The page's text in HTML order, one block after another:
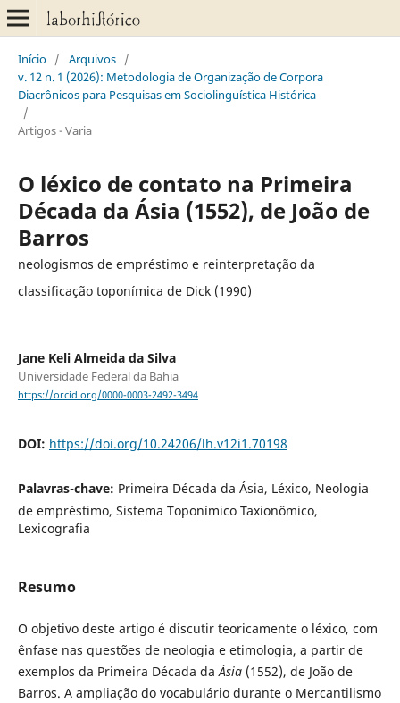
Início / Arquivos /
v. 12 n. 1 (2026): Metodologia de Organização de Corpora
Diacrônicos para Pesquisas em Sociolinguística Histórica
/
Artigos - Varia
O léxico de contato na Primeira
Década da Ásia (1552), de João de
Barros
neologismos de empréstimo e reinterpretação da
classificação toponímica de Dick (1990)
Jane Keli Almeida da Silva
Universidade Federal da Bahia
https://orcid.org/0000-0003-2492-3494
DOI: https://doi.org/10.24206/lh.v12i1.70198
Palavras-chave: Primeira Década da Ásia, Léxico, Neologia
de empréstimo, Sistema Toponímico Taxionômico,
Lexicografia
Resumo
O objetivo deste artigo é discutir teoricamente o léxico, com
ênfase nas questões de neologia e etimologia, a partir de
exemplos da Primeira Década daÁsia(1552), de João de
Barros. A ampliação do vocabulário durante o Mercantilismo